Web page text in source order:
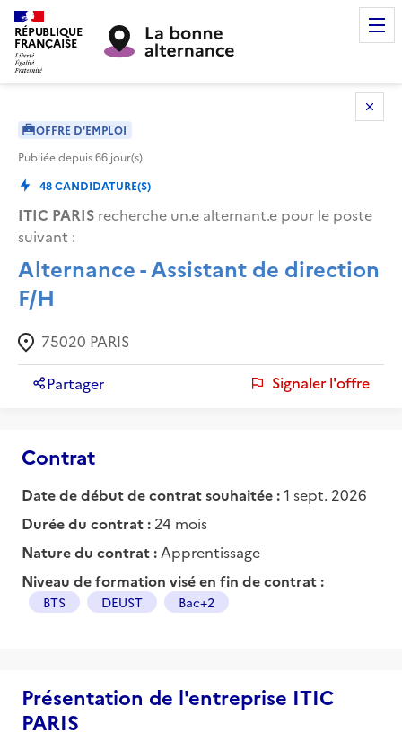
RÉPUBLIQUE
FRANÇAISE
OFFRE D'EMPLOI
Publiée depuis66 jour(s)
48CANDIDATURE(S)
ITIC PARIS recherche un.e alternant.e pour le poste
suivant :
Alternance - Assistant de direction
F/H
75020 PARIS
Partager Signaler l'offre
Contrat
Date de début de contrat souhaitée :1 sept. 2026
Durée du contrat : 24 mois
Nature du contrat : Apprentissage
Niveau de formation visé en fin de contrat :
BTS DEUST Bac+2
Présentation de l'entreprise ITIC
PARIS